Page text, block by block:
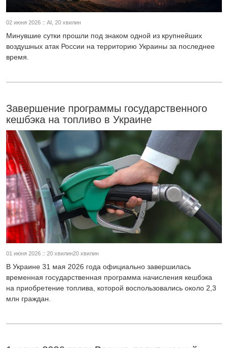
02 июня 2026 :: AI, 20 хвилин
Минувшие сутки прошли под знаком одной из крупнейших
воздушных атак России на территорию Украины за последнее
время.
Завершение программы государственного
кешбэка на топливо в Украине
01 июня 2026 :: 20 хвилин20 хвилин
В Украине 31 мая 2026 года официально завершилась
временная государственная программа начисления кешбэка
на приобретение топлива, которой воспользовались около 2,3
млн граждан.